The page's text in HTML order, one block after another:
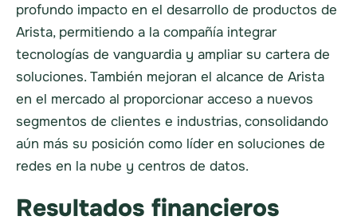
profundo impacto en el desarrollo de productos de
Arista, permitiendo a la compañía integrar
tecnologías de vanguardia y ampliar su cartera de
soluciones. También mejoran el alcance de Arista
en el mercado al proporcionar acceso a nuevos
segmentos de clientes e industrias, consolidando
aún más su posición como líder en soluciones de
redes en la nube y centros de datos.
Resultados financieros